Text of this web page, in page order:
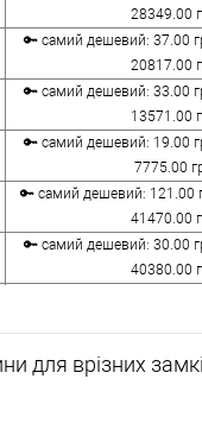
28349.00
🔑 самий дешевий: 37.00
20817.00
🔑 самий дешевий: 33.00
13571.00
🔑 самий дешевий: 19.00
7775.00
🔑 самий дешевий: 121.00
41470.00
🔑 самий дешевий: 30.00
40380.00
396000.00
для врізних